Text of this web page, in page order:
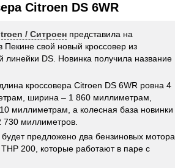
Citroen DS 6WR
/ Ситроен представила на
Пекине свой новый кроссовер из
линейки DS. Новинка получила название
кроссовера Citroen DS 6WR ровна 4
ширина – 1 860 миллиметрам,
миллиметрам, а колесная база новинки
730 миллиметров.
предложено два бензиновых мотора
200, которые работают в паре с